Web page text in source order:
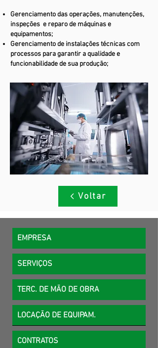
Gerenciamento das operações, manutenções,
inspeções e reparo de máquinas e
equipamentos;
Gerenciamento de instalações técnicas com
processos para garantir a qualidade e
funcionabilidade de sua produção;
Voltar
EMPRESA
SERVIÇOS
TERC. DE MÃO DE OBRA
LOCAÇÃO DE EQUIPAM.
CONTRATOS